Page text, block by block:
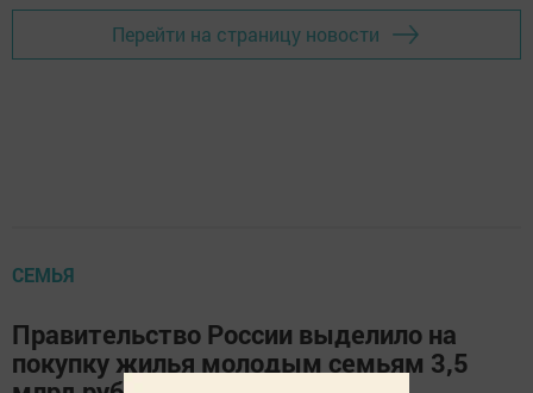
Перейти на страницу новости
СЕМЬЯ
Правительство России выделило на
покупку жилья молодым семьям 3,5